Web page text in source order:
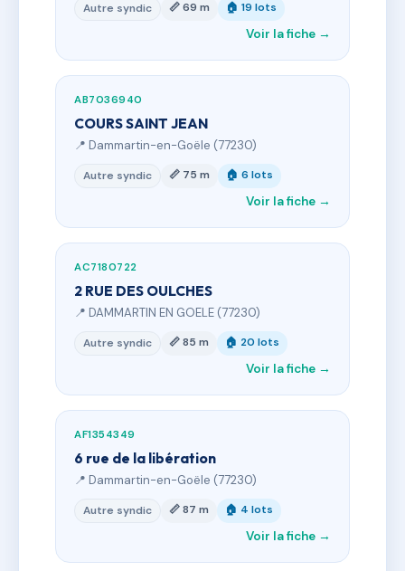
Autre syndic 📏 69 m 🏠 19 lots
Voir la fiche →
AB7036940
COURS SAINT JEAN
📍 Dammartin-en-Goële (77230)
Autre syndic 📏 75 m 🏠 6 lots
Voir la fiche →
AC7180722
2 RUE DES OULCHES
📍 DAMMARTIN EN GOELE (77230)
Autre syndic 📏 85 m 🏠 20 lots
Voir la fiche →
AF1354349
6 rue de la libération
📍 Dammartin-en-Goële (77230)
Autre syndic 📏 87 m 🏠 4 lots
Voir la fiche →